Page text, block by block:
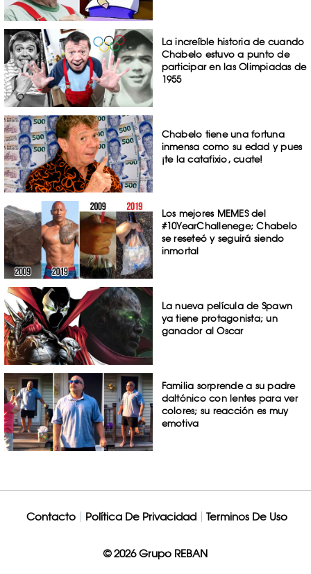
La increíble historia de cuando
Chabelo estuvo a punto de
participar en las Olimpiadas de
1955
Chabelo tiene una fortuna
inmensa como su edad y pues
¡te la catafixio, cuate!
Los mejores MEMES del
#10YearChallenege; Chabelo
se reseteó y seguirá siendo
inmortal
La nueva película de Spawn
ya tiene protagonista; un
ganador al Oscar
Familia sorprende a su padre
daltónico con lentes para ver
colores; su reacción es muy
emotiva
Contacto Política De Privacidad Terminos De Uso
© 2026 Grupo REBAN